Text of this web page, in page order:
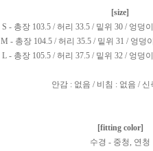
[size]
S - 총장 103.5 / 허리 33.5 / 밑위 30 / 엉덩
M - 총장 104.5 / 허리 35.5 / 밑위 31 / 엉덩
L - 총장 105.5 / 허리 37.5 / 밑위 32 / 엉덩
안감 : 없음 / 비침 : 없음 / 신
[fitting color]
수경 - 중청, 연청